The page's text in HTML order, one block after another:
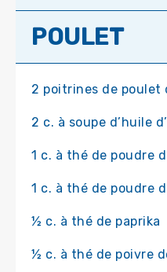
POULET
2 poitrines de poulet
2 c. à soupe d’huile
1 c. à thé de poudre
1 c. à thé de poudre
½ c. à thé de paprika
½ c. à thé de poivre